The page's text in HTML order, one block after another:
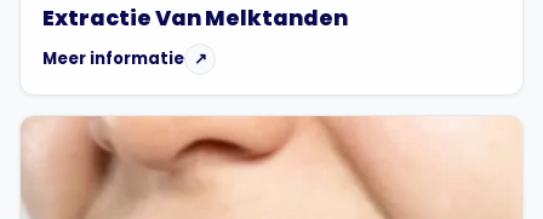
Extractie Van Melktanden
Meer informatie ↗